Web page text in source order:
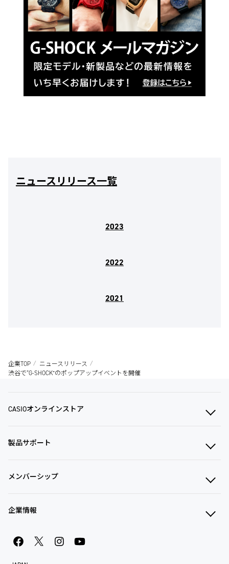
ニュースリリース一覧
2023
2022
2021
企業TOP
ニュースリリース
渋谷で“G-SHOCK”のポップアップイベントを開催
CASIOオンラインストア
製品サポート
メンバーシップ
企業情報